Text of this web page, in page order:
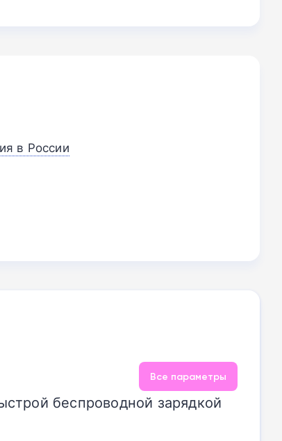
в России
Все параметры
беспроводной зарядкой